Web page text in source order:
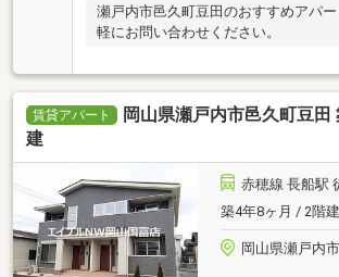
瀬戸内市邑久町豆田のおすすめアパ
軽にお問い合わせください。
賃貸アパート
岡山県瀬戸内市邑久町豆田
建
赤穂線 長船駅
築4年8ヶ月 / 2階建
岡山県瀬戸内